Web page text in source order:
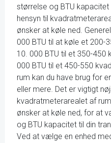
størrelse og BTU kapacitet
hensyn til
ønsker at køle ned.
000 BTU til at køle et 200-
10. 000 BTU til et 350-
000 BTU til et 450-550
rum kan du have brug for
eller mere. Det er vigtigt
kvadratmeterarealet af
ønsker at køle ned, for at
og BTU kapacitet til din
Ved at vælge en enhed